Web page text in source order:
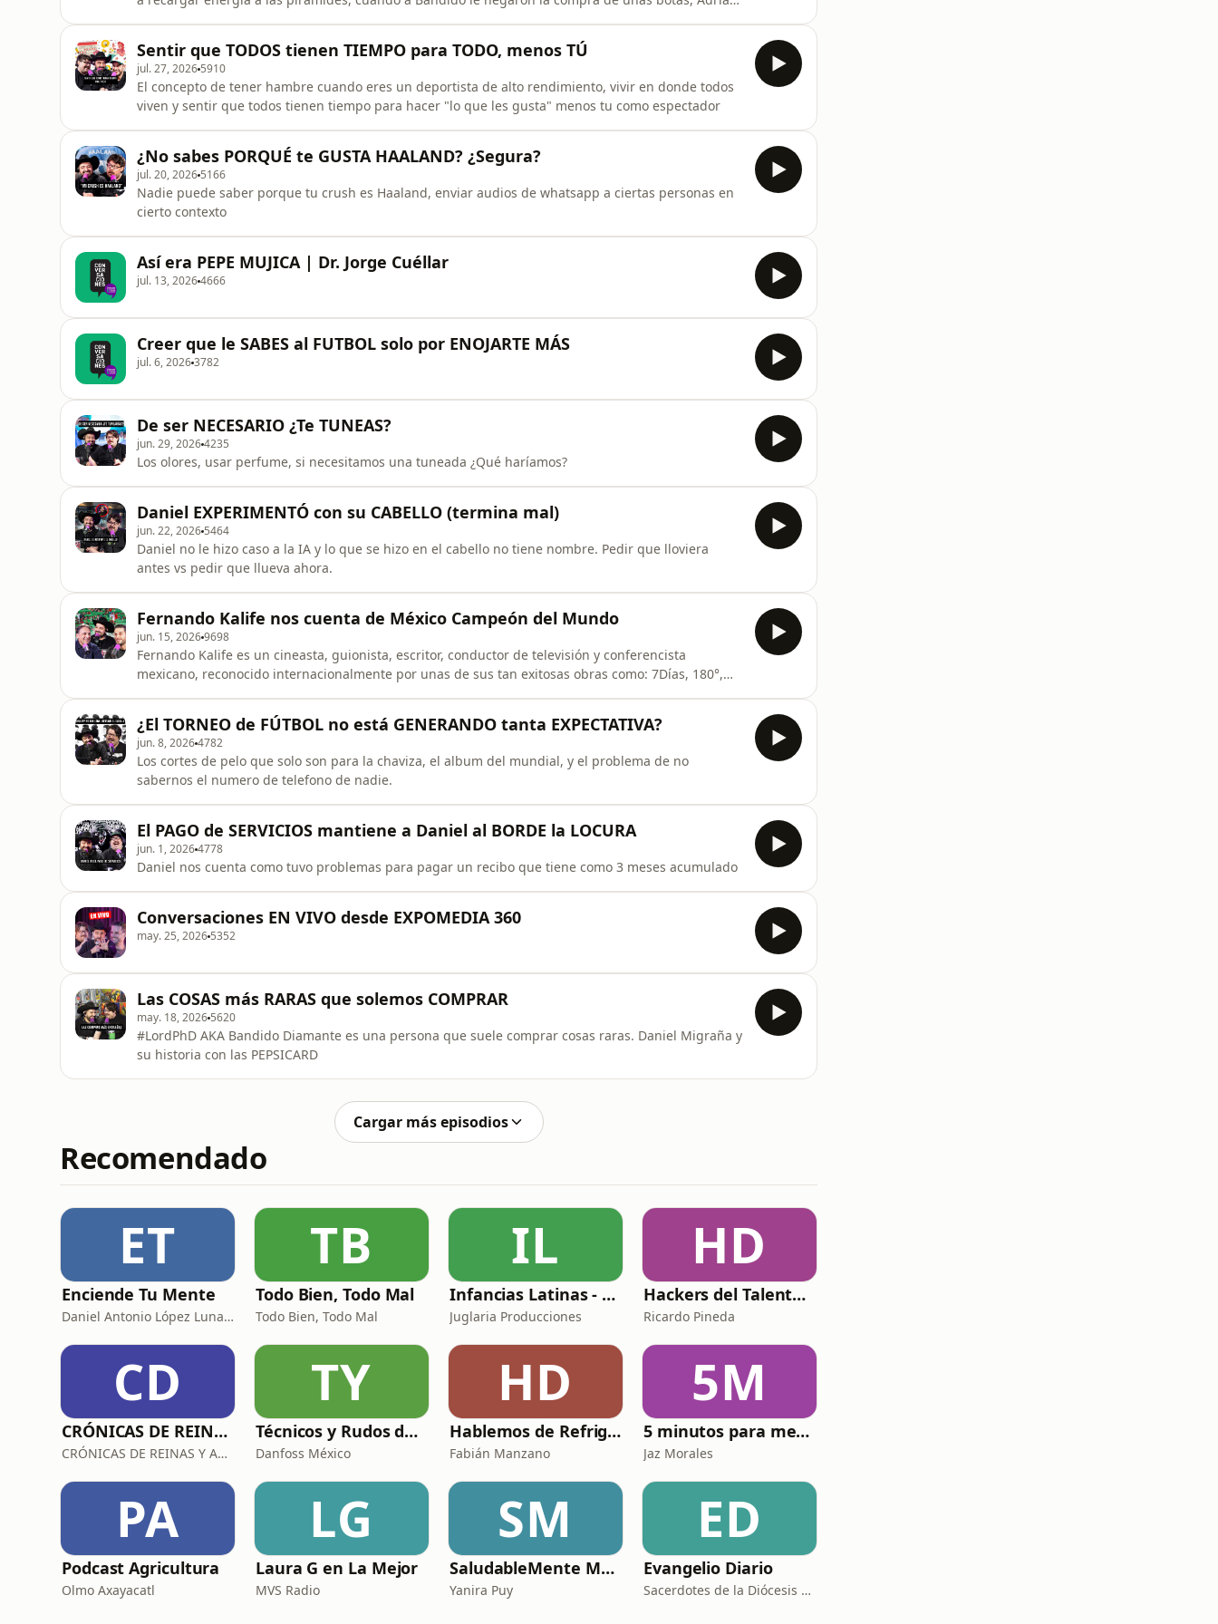
Sentir que TODOS tienen TIEMPO para TODO, menos TÚ
jul. 27, 2026 5910
El concepto de tener hambre cuando eres un deportista de alto rendimiento, vivir en donde todos
viven y sentir que todos tienen tiempo para hacer "lo que les gusta" menos tu como espectador
¿No sabes PORQUÉ te GUSTA HAALAND? ¿Segura?
jul. 20, 2026 5166
Nadie puede saber porque tu crush es Haaland, enviar audios de whatsapp a ciertas personas en
cierto contexto
Así era PEPE MUJICA | Dr. Jorge Cuéllar
jul. 13, 20264666
Creer que le SABES al FUTBOL solo por ENOJARTE MÁS
jul. 6, 20263782
De ser NECESARIO ¿Te TUNEAS?
jun. 29, 20264235
Los olores, usar perfume, si necesitamos una tuneada ¿Qué haríamos?
Daniel EXPERIMENTÓ con su CABELLO (termina mal)
jun. 22, 2026 5464
Daniel no le hizo caso a la IA y lo que se hizo en el cabello no tiene nombre. Pedir que lloviera
antes vs pedir que llueva ahora.
Fernando Kalife nos cuenta de México Campeón del Mundo
jun. 15, 20269698
Fernando Kalife es un cineasta, guionista, escritor, conductor de televisión y conferencista
mexicano, reconocido internacionalmente por unas de sus tan exitosas obras como: 7Días, 180°,
¿El TORNEO de FÚTBOL no está GENERANDO tanta EXPECTATIVA?
jun. 8, 20264782
Los cortes de pelo que solo son para la chaviza, el album del mundial, y el problema de no
sabernos el numero de telefono de nadie.
El PAGO de SERVICIOS mantiene a Daniel al BORDE la LOCURA
jun. 1, 20264778
Daniel nos cuenta como tuvo problemas para pagar un recibo que tiene como 3 meses acumulado
Conversaciones EN VIVO desde EXPOMEDIA 360
may. 25, 2026 5352
Las COSAS más RARAS que solemos COMPRAR
may. 18, 2026 5620
#LordPhD AKA Bandido Diamante es una persona que suele comprar cosas raras. Daniel Migraña y
su historia con las PEPSICARD
Cargar más episodios
Recomendado
ET
Enciende Tu Mente
Daniel Antonio López Lunagómez
TB
Todo Bien, Todo Mal
Todo Bien, Todo Mal
IL
Infancias Latinas - Arriba Chamacos
Juglaria Producciones
HD
Hackers del Talento con Ricardo Pineda
Ricardo Pineda
CD
CRÓNICAS DE REINAS Y ASESINAS
CRÓNICAS DE REINAS Y ASESINAS
TY
Técnicos y Rudos de la Refrigeración
Danfoss México
HD
Hablemos de Refrigeración con Quimobásicos
Fabián Manzano
5M
5 minutos para meditar con Dios
Jaz Morales
PA
Podcast Agricultura
Olmo Axayacatl
LG
Laura G en La Mejor
MVS Radio
SM
SaludableMente Mujer
Yanira Puy
ED
Evangelio Diario
Sacerdotes de la Diócesis de Zamora